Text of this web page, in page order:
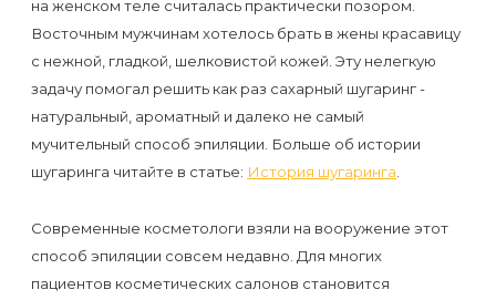
Рекомендации
по
уходу
за
кожей
после
депиляции
воском
на женском теле считалась практически позором.
Восточным мужчинам хотелось брать в жены красавицу
с нежной, гладкой, шелковистой кожей. Эту нелегкую
задачу помогал решить как раз сахарный шугаринг -
натуральный, ароматный и далеко не самый
мучительный способ эпиляции. Больше об истории
шугаринга читайте в статье: История шугаринга.
Современные косметологи взяли на вооружение этот
способ эпиляции совсем недавно. Для многих
пациентов косметических салонов становится